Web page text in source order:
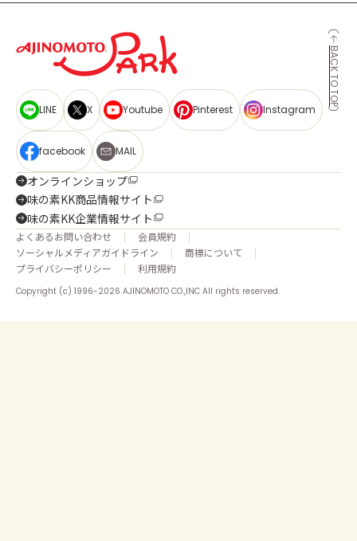
BACK TO TOP
LINE X Youtube Pinterest Instagram
facebook MAIL
オンラインショップ
味の素KK商品情報サイト
味の素KK企業情報サイト
よくあるお問い合わせ
会員規約
ソーシャルメディアガイドライン
商標について
プライバシーポリシー
利用規約
Copyright (c) 1996-2026 AJINOMOTO CO.,INC All rights reserved.